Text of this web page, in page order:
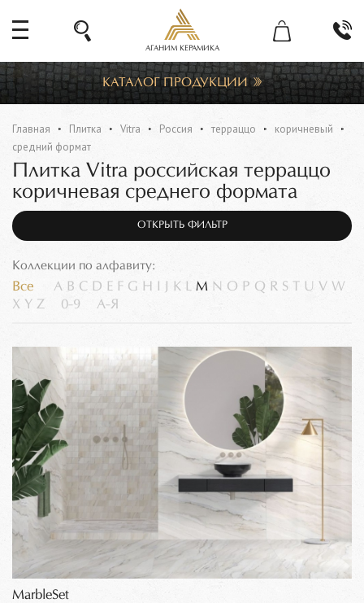
АГАНИМ КЕРАМИКА
КАТАЛОГ ПРОДУКЦИИ
Главная Плитка Vitra Россия терраццо
коричневый
средний формат
Плитка Vitra российская терраццо
коричневая среднего формата
ОТКРЫТЬ ФИЛЬТР
Коллекции по алфавиту:
Все A B C D E F G H K L M N O P Q R S U V W
X Y Z 0-9 А-Я
MarbleSet